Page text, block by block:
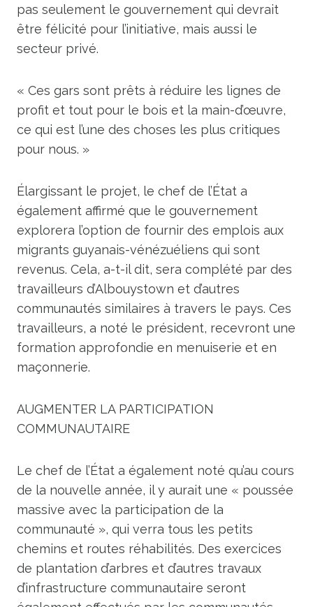
pas seulement le gouvernement qui devrait
être félicité pour l’initiative, mais aussi le
secteur privé.
« Ces gars sont prêts à réduire les lignes de
profit et tout pour le bois et la main-d’œuvre,
ce qui est l’une des choses les plus critiques
pour nous. »
Élargissant le projet, le chef de l’État a
également affirmé que le gouvernement
explorera l’option de fournir des emplois aux
migrants guyanais-vénézuéliens qui sont
revenus. Cela, a-t-il dit, sera complété par des
travailleurs d’Albouystown et d’autres
communautés similaires à travers le pays. Ces
travailleurs, a noté le président, recevront une
formation approfondie en menuiserie et en
maçonnerie.
AUGMENTER LA PARTICIPATION
COMMUNAUTAIRE
Le chef de l’État a également noté qu’au cours
de la nouvelle année, il y aurait une « poussée
massive avec la participation de la
communauté », qui verra tous les petits
chemins et routes réhabilités. Des exercices
de plantation d’arbres et d’autres travaux
d’infrastructure communautaire seront